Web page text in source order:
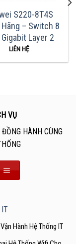
S220-8T4S
Hãng – Switch 8
Layer 2
LIÊN HỆ
VỤ
HÀNH CÙNG
IT
Hành Hệ Thống IT